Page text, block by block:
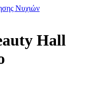
Νυχιών
Hall